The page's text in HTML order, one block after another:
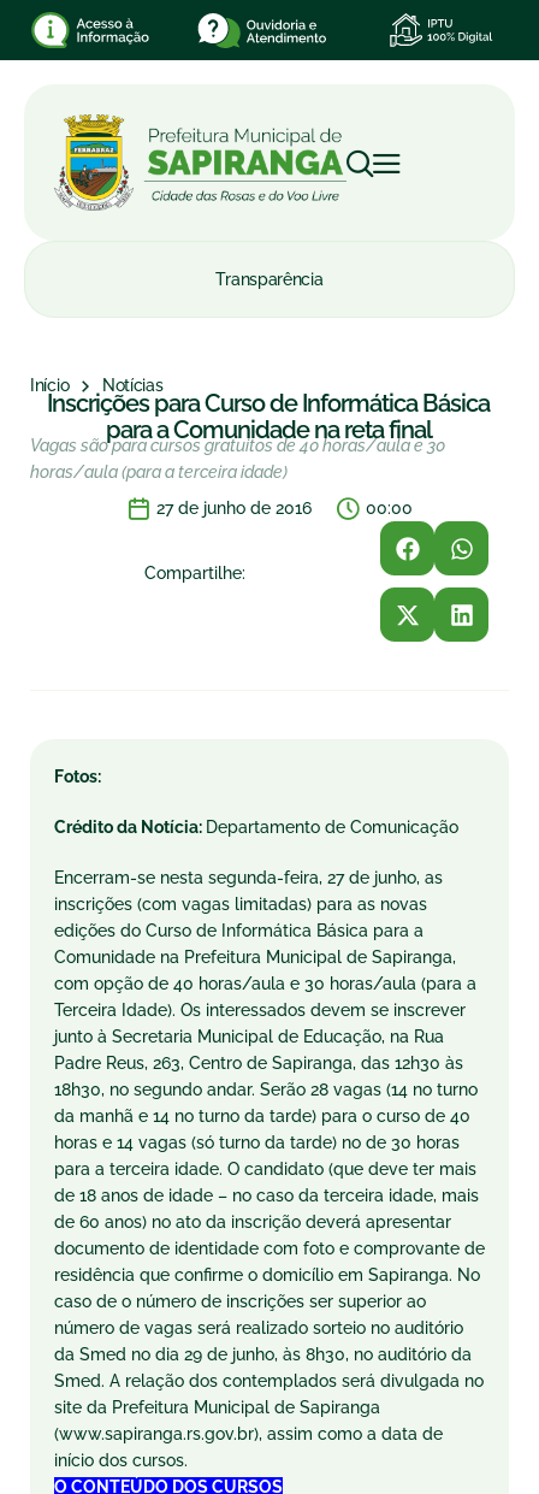
Transparência
Início Notícias
Inscrições para Curso de Informática Básica
para a Comunidade na reta final
Vagas são para cursos gratuitos de 40 horas/aula e 30
horas/aula (para a terceira idade)
27 de junho de 2016
00:00
Compartilhe:
Fotos:
Crédito da Notícia: Departamento de Comunicação
Encerram-se nesta segunda-feira, 27 de junho, as
inscrições (com vagas limitadas) para as novas
edições do Curso de Informática Básica para a
Comunidade na Prefeitura Municipal de Sapiranga,
com opção de 40 horas/aula e 30 horas/aula (para a
Terceira Idade). Os interessados devem se inscrever
junto à Secretaria Municipal de Educação, na Rua
Padre Reus, 263, Centro de Sapiranga, das 12h30 às
18h30, no segundo andar. Serão 28 vagas (14 no turno
da manhã e 14 no turno da tarde) para o curso de 40
horas e 14 vagas (só turno da tarde) no de 30 horas
para a terceira idade. O candidato (que deve ter mais
de 18 anos de idade – no caso da terceira idade, mais
de 60 anos) no ato da inscrição deverá apresentar
documento de identidade com foto e comprovante de
residência que confirme o domicílio em Sapiranga. No
caso de o número de inscrições ser superior ao
número de vagas será realizado sorteio no auditório
da Smed no dia 29 de junho, às 8h30, no auditório da
Smed. A relação dos contemplados será divulgada no
site da Prefeitura Municipal de Sapiranga
(www.sapiranga.rs.gov.br), assim como a data de
início dos cursos.
O CONTEÚDO DOS CURSOS